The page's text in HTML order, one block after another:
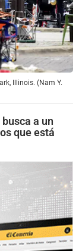
Illinois. (Nam Y.
a un
que está